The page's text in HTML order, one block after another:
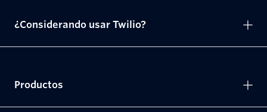
¿Considerando usar Twilio?
Productos